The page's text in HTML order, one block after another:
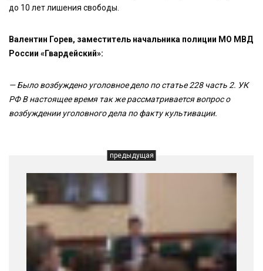
до 10 лет лишения свободы.
Валентин Горев, заместитель начальника полиции МО МВД
России «Гвардейский»:
— Было возбуждено уголовное дело по статье 228 часть 2. УК
РФ В настоящее время так же рассматривается вопрос о
возбуждении уголовного дела по факту культивации.
предыдущая